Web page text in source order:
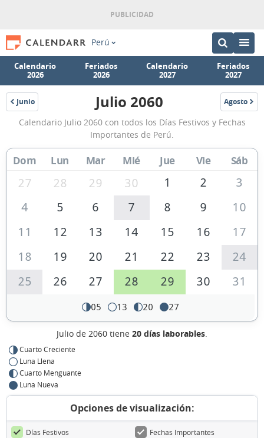
Perú
Calendario
2026
Feriados
2026
Calendario
2027
Feriados
2027
Junio
2060
Calendario
Julio
2060
de
Perú
Julio 2060 Agosto
2060
Calendario Julio 2060 con todos los Días Festivos y Fechas
Importantes de Perú.
Dom Lun Mar Mié Jue Vie Sáb
27 28 29 30 1 2
3
4
5 6 7 8 9
10
11
12 13 14 15 16
17
18
19 20 21 22 23
24
25
26 27 28 29 30 31
05 13 20 27
Julio de 2060 tiene 20 días laborables.
Cuarto Creciente
Luna Llena
Cuarto Menguante
Luna Nueva
Opciones de visualización:
Días Festivos
Fechas Importantes